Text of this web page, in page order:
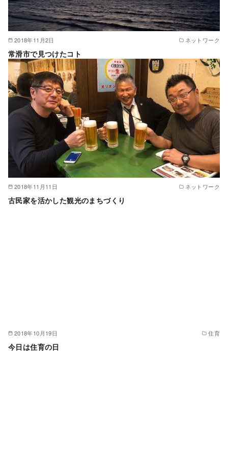
2018年11月2日 ネットワーク
常滑市で見つけたコト
2018年11月11日 ネットワーク
古民家を活かした観光のまちづくり
2018年10月19日 住育
今日は住育の日